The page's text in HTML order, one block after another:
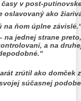
v post-
ako
na ňom úplne
na jednej strane
a na
zrútil ako domček
súčasnej